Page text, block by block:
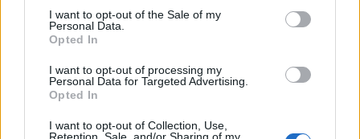
consent section.
I want to opt-out of the Sale of my
Personal Data.
Opted In
I want to opt-out of processing my
Personal Data for Targeted Advertising.
Opted In
I want to opt-out of Collection, Use,
Retention, Sale, and/or Sharing of my
Látványos építési szakasz indult be a
Flórián téri felüljárón
mérföldköve a felülvizsgálat